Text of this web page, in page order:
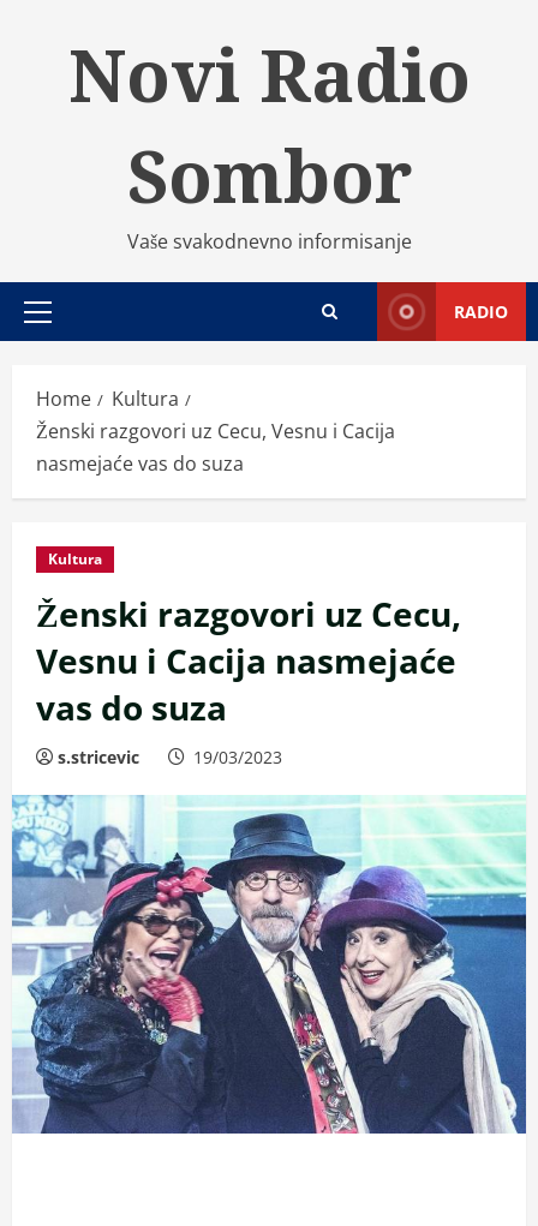
Novi Radio
Sombor
Vaše svakodnevno informisanje
Primary
RADIO
Home
Kultura
Ženski razgovori uz Cecu, Vesnu i Cacija
nasmejaće vas do suza
Kultura
Ženski razgovori uz Cecu,
Vesnu i Cacija nasmejaće
vas do suza
s.stricevic 19/03/2023